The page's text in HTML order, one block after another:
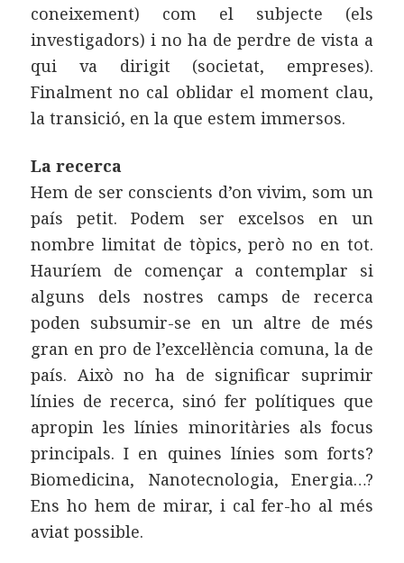
coneixement) com el subjecte (els
investigadors) i no ha de perdre de vista a
qui va dirigit (societat, empreses).
Finalment no cal oblidar el moment clau,
la transició, en la que estem immersos.
La recerca
Hem de ser conscients d’on vivim, som un
país petit. Podem ser excelsos en un
nombre limitat de tòpics, però no en tot.
Hauríem de començar a contemplar si
alguns dels nostres camps de recerca
poden subsumir-se en un altre de més
gran en pro de l’excel·lència comuna, la de
país. Això no ha de significar suprimir
línies de recerca, sinó fer polítiques que
apropin les línies minoritàries als focus
principals. I en quines línies som forts?
Biomedicina, Nanotecnologia, Energia…?
Ens ho hem de mirar, i cal fer-ho al més
aviat possible.